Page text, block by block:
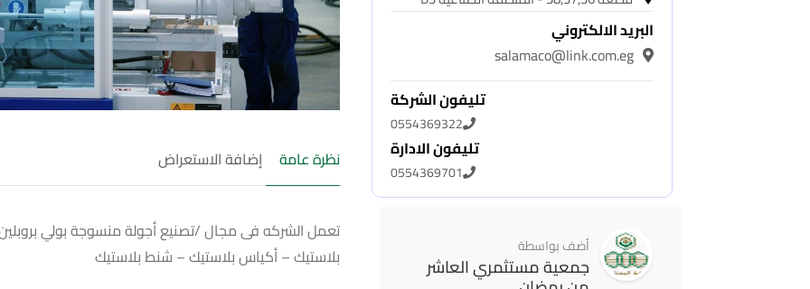
نظرة عامة إضافة الاستعراض
تعمل الشركه فى مجال /تصنيع أجولة منسوجة بولي
بلاستيك – أكياس بلاستيك – شنط بلاستيك
البريد الالكتروني
salamaco@link.com.eg
تليفون الشركة
0554369322
تليفون الادارة
0554369701
أضف بواسطة
جمعية مستثمري العاشر